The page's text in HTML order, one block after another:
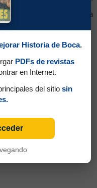
Argentino. Apareció para
dueño por casi tres
Siguió su carrera en
Historia de Boca.
PDFs de revistas
en Internet.
del sitio sin